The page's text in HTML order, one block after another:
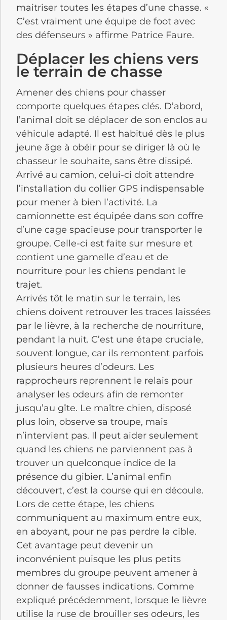
maitriser toutes les étapes d’une chasse. «
C’est vraiment une équipe de foot avec
des défenseurs » affirme Patrice Faure.
Déplacer les chiens vers
le terrain de chasse
Amener des chiens pour chasser
comporte quelques étapes clés. D’abord,
l’animal doit se déplacer de son enclos au
véhicule adapté. Il est habitué dès le plus
jeune âge à obéir pour se diriger là où le
chasseur le souhaite, sans être dissipé.
Arrivé au camion, celui-ci doit attendre
l’installation du collier GPS indispensable
pour mener à bien l’activité. La
camionnette est équipée dans son coffre
d’une cage spacieuse pour transporter le
groupe. Celle-ci est faite sur mesure et
contient une gamelle d’eau et de
nourriture pour les chiens pendant le
trajet.
Arrivés tôt le matin sur le terrain, les
chiens doivent retrouver les traces laissées
par le lièvre, à la recherche de nourriture,
pendant la nuit. C’est une étape cruciale,
souvent longue, car ils remontent parfois
plusieurs heures d’odeurs. Les
rapprocheurs reprennent le relais pour
analyser les odeurs afin de remonter
jusqu’au gîte. Le maître chien, disposé
plus loin, observe sa troupe, mais
n’intervient pas. Il peut aider seulement
quand les chiens ne parviennent pas à
trouver un quelconque indice de la
présence du gibier. L’animal enfin
découvert, c’est la course qui en découle.
Lors de cette étape, les chiens
communiquent au maximum entre eux,
en aboyant, pour ne pas perdre la cible.
Cet avantage peut devenir un
inconvénient puisque les plus petits
membres du groupe peuvent amener à
donner de fausses indications. Comme
expliqué précédemment, lorsque le lièvre
utilise la ruse de brouiller ses odeurs, les